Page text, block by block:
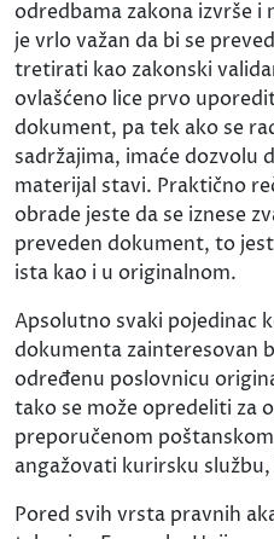
odredbama zakona izvrše i
je vrlo važan da bi se
tretirati kao zakonski
ovlašćeno lice prvo
dokument, pa tek ako se
sadržajima, imaće dozvolu
materijal stavi. Praktično
obrade jeste da se iznese
preveden dokument, to
ista kao i u originalnom.
Apsolutno svaki pojedinac
dokumenta zainteresovan
određenu poslovnicu
tako se može opredeliti za
preporučenom
angažovati kurirsku
Pored svih vrsta pravnih